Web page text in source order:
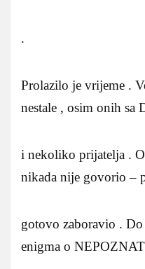
.
Prolazilo je vrijeme .
nestale , osim onih sa
i nekoliko prijatelja .
nikada nije govorio –
gotovo zaboravio .
enigma o